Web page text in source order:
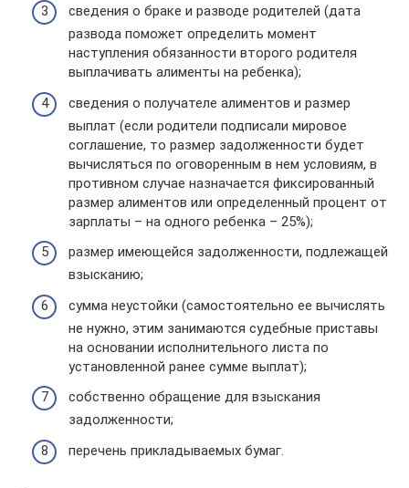
сведения о браке и разводе родителей (дата
развода поможет определить момент
наступления обязанности второго родителя
выплачивать алименты на ребенка);
сведения о получателе алиментов и размер
выплат (если родители подписали мировое
соглашение, то размер задолженности будет
вычисляться по оговоренным в нем условиям, в
противном случае назначается фиксированный
размер алиментов или определенный процент от
зарплаты – на одного ребенка – 25%);
размер имеющейся задолженности, подлежащей
взысканию;
сумма неустойки (самостоятельно ее вычислять
не нужно, этим занимаются судебные приставы
на основании исполнительного листа по
установленной ранее сумме выплат);
собственно обращение для взыскания
задолженности;
перечень прикладываемых бумаг.